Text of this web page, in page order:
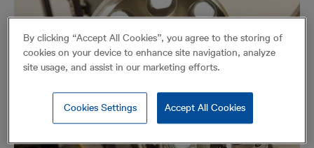
By clicking “Accept All Cookies”, you agree to the storing of
cookies on your device to enhance site navigation, analyze
site usage, and assist in our marketing efforts.
Accept All Cookies
Cookies Settings